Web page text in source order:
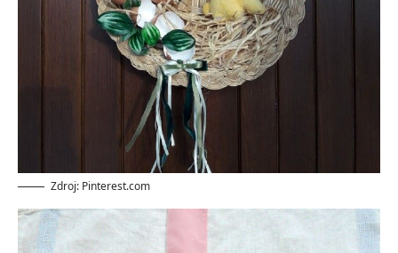
Zdroj: Pinterest.com